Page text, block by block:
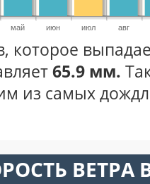
май июн июл авг
которое
65.9 мм.
из самых